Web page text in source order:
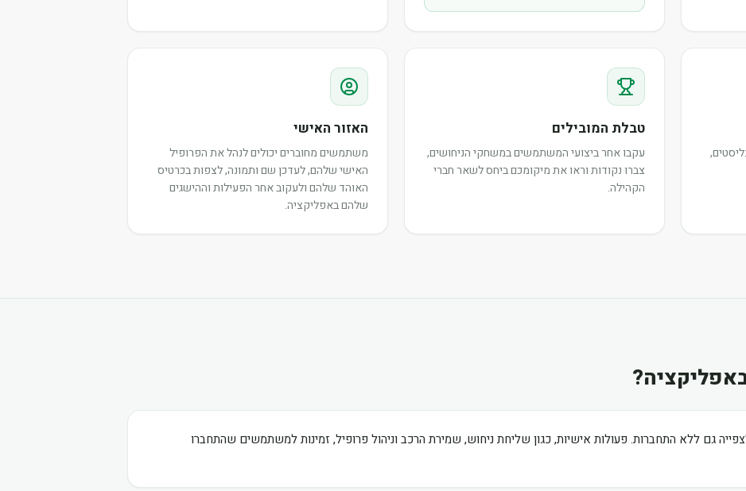
טבלת המובילים
עקבו אחר ביצועי המשתמשים במשחקי הניחושים,
צברו נקודות וראו את מיקומכם ביחס לשאר חברי
הקהילה.
האזור האישי
משתמשים מחוברים יכולים לנהל את הפרופיל
האישי שלהם, לעדכן שם ותמונה, לצפות בכרטיס
האוהד שלהם ולעקוב אחר הפעילות וההישגים
שלהם באפליקציה.
גם ללא התחברות. פעולות אישיות, כגון שליחת ניחוש, שמירת הרכב וניהול פרופיל, זמינות למשתמשים שהתחברו